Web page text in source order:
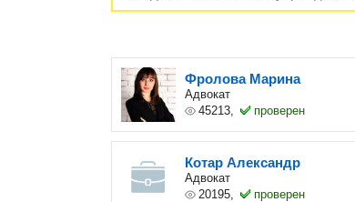
Фролова Марина
Адвокат
45213,
проверен
Котар Александр
Адвокат
20195,
проверен